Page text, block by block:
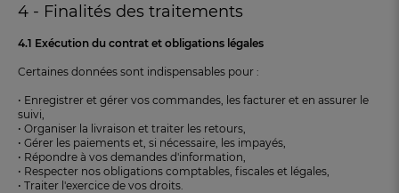
4 - Finalités des traitements
4.1 Exécution du contrat et obligations légales
Certaines données sont indispensables pour :
• Enregistrer et gérer vos commandes, les facturer et en assurer le
suivi,
• Organiser la livraison et traiter les retours,
• Gérer les paiements et, si nécessaire, les impayés,
• Répondre à vos demandes d'information,
• Respecter nos obligations comptables, fiscales et légales,
• Traiter l'exercice de vos droits.